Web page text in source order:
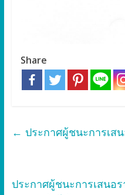
Share
← ประกาศผู้ชนะการเส
ประกาศผู้ชนะการเสนอ